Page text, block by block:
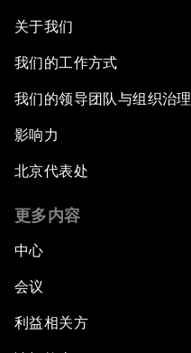
关于我们
我们的工作方式
我们的领导团队与组织治理
影响力
北京代表处
更多内容
中心
会议
利益相关方